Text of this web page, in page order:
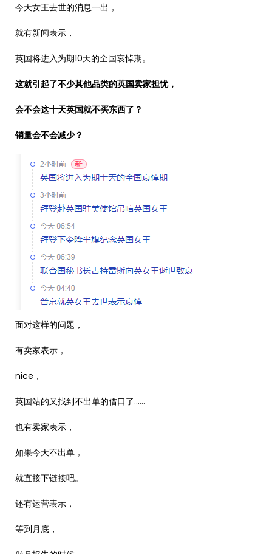
今天女王去世的消息一出，
就有新闻表示，
英国将进入为期10天的全国哀悼期。
这就引起了不少其他品类的英国卖家担忧，
会不会这十天英国就不买东西了？
销量会不会减少？
面对这样的问题，
有卖家表示，
nice，
英国站的又找到不出单的借口了……
也有卖家表示，
如果今天不出单，
就直接下链接吧。
还有运营表示，
等到月底，